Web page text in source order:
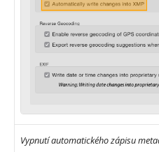
Vypnutí automatického zápisu